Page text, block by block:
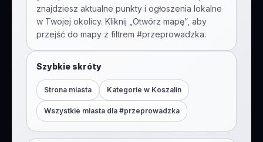
znajdziesz aktualne punkty i ogłoszenia lokalne
w Twojej okolicy. Kliknij „Otwórz mapę”, aby
przejść do mapy z filtrem #przeprowadzka.
Szybkie skróty
Strona miasta Kategorie w Koszalin
Wszystkie miasta dla #przeprowadzka